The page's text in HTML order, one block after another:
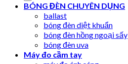
BÓNG ĐÈN CHUYÊN DỤNG
ballast
bóng đèn diệt khuẩn
bóng đèn hồng ngoại sấy
bóng đèn uva
Máy đo cầm tay